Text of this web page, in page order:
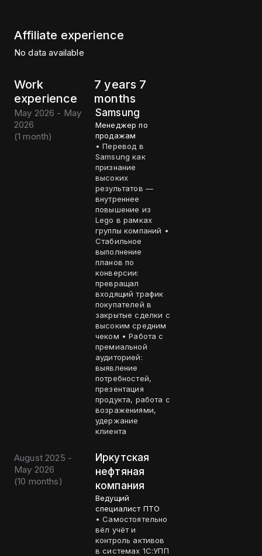
Affiliate experience
No data available
Work
experience
7 years 7
months
May 2026 - May
2026
(1 month)
Samsung
Менеджер по
продажам
• Перевод в
Samsung как
признание
высоких
результатов —
внутреннее
повышение из
Lego в рамках
группы компаний •
Стабильное
выполнение
планов по
конверсии:
превращал
входящий трафик
покупателей в
закрытые сделки с
высоким средним
чеком • Работа с
премиальной
аудиторией:
выявление
потребностей,
презентация
продукта, работа с
возражениями,
удержание
клиента
August 2025 -
May 2026
(10 months)
Иркутская
нефтяная
компания
Ведущий
специалист ПТО
• Самостоятельно
вёл учёт и
контроль активов
в системах 1С:УПП